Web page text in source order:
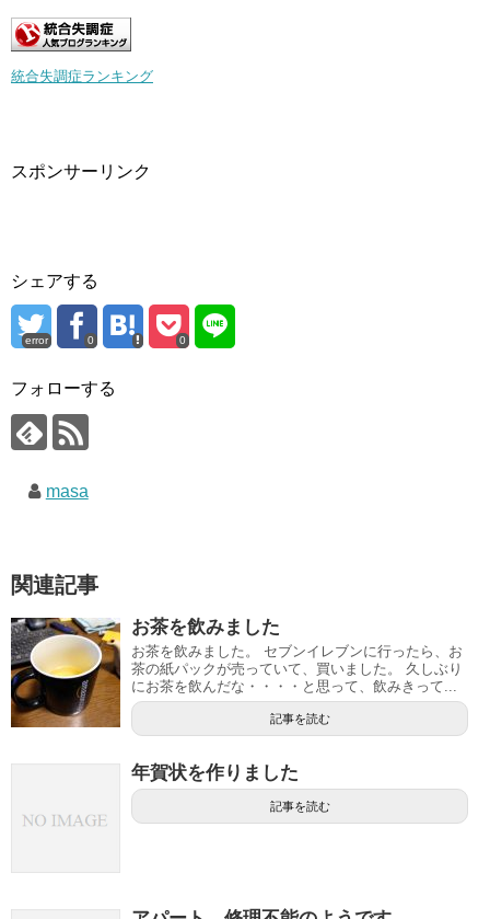
統合失調症ランキング
スポンサーリンク
シェアする
error 0 0
フォローする
masa
関連記事
お茶を飲みました
お茶を飲みました。 セブンイレブンに行ったら、お
茶の紙パックが売っていて、買いました。 久しぶり
にお茶を飲んだな・・・・と思って、飲みきって...
記事を読む
年賀状を作りました
記事を読む